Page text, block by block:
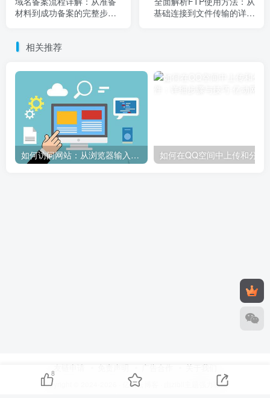
域名备案流程详解：从准备
材料到成功备案的完整步骤
全面解析FTP使用方法：从
基础连接到文件传输的详细
相关推荐
如何访问网站：从浏览器输入到页面加载的完整步骤详解
友链申请 关于我们
亿动云博客
8